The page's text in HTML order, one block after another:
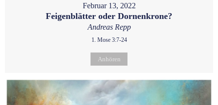
Februar 13, 2022
Feigenblätter oder Dornenkrone?
Andreas Repp
1. Mose 3:7-24
Anhören